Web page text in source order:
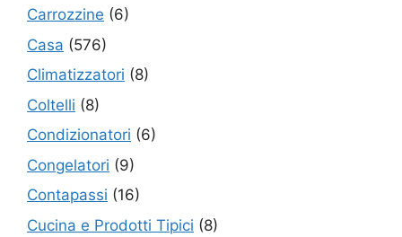
Carrozzine (6)
Casa (576)
Climatizzatori (8)
Coltelli (8)
Condizionatori (6)
Congelatori (9)
Contapassi (16)
Cucina e Prodotti Tipici (8)